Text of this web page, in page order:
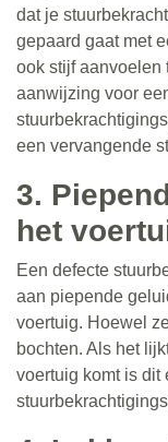
dat je
gepaard gaat met
ook stijf aanvoelen
aanwijzing voor
een ​​vervangende
3.
het
Een defecte
aan piepende
voertuig. Hoewel
bochten. Als het
voertuig komt is dit